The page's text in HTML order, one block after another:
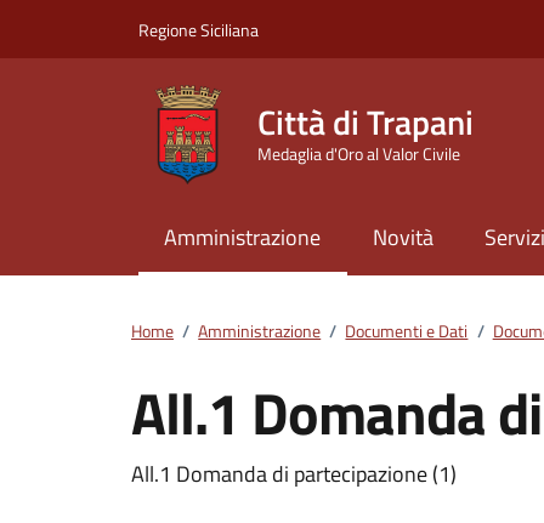
Regione Siciliana
Città di Trapani
Medaglia d'Oro al Valor Civile
Amministrazione Novità
Home / Amministrazione / Documenti e Dati /
All.1 Domanda
Dettagli del
All.1 Domanda di partecipazione (1)